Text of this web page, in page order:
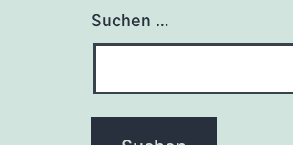
Suchen …